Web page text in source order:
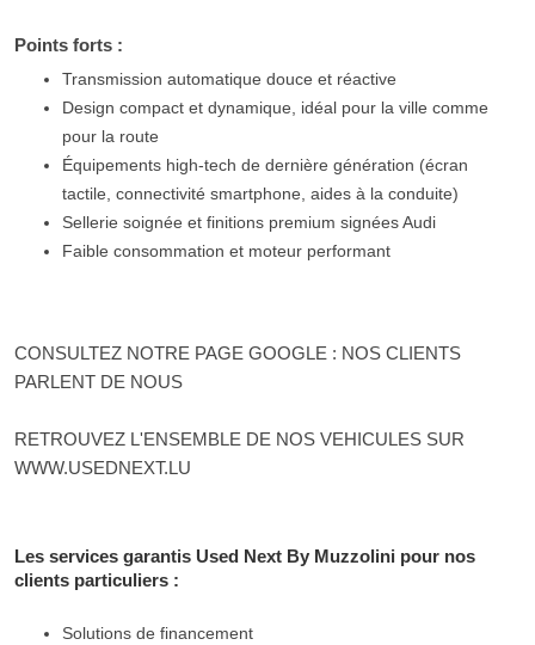
Points forts :
Transmission automatique douce et réactive
Design compact et dynamique, idéal pour la ville comme
pour la route
Équipements high-tech de dernière génération (écran
tactile, connectivité smartphone, aides à la conduite)
Sellerie soignée et finitions premium signées Audi
Faible consommation et moteur performant
CONSULTEZ NOTRE PAGE GOOGLE : NOS CLIENTS
PARLENT DE NOUS
RETROUVEZ L'ENSEMBLE DE NOS VEHICULES SUR
WWW.USEDNEXT.LU
Les services garantis Used Next By Muzzolini pour nos
clients particuliers :
Solutions de financement